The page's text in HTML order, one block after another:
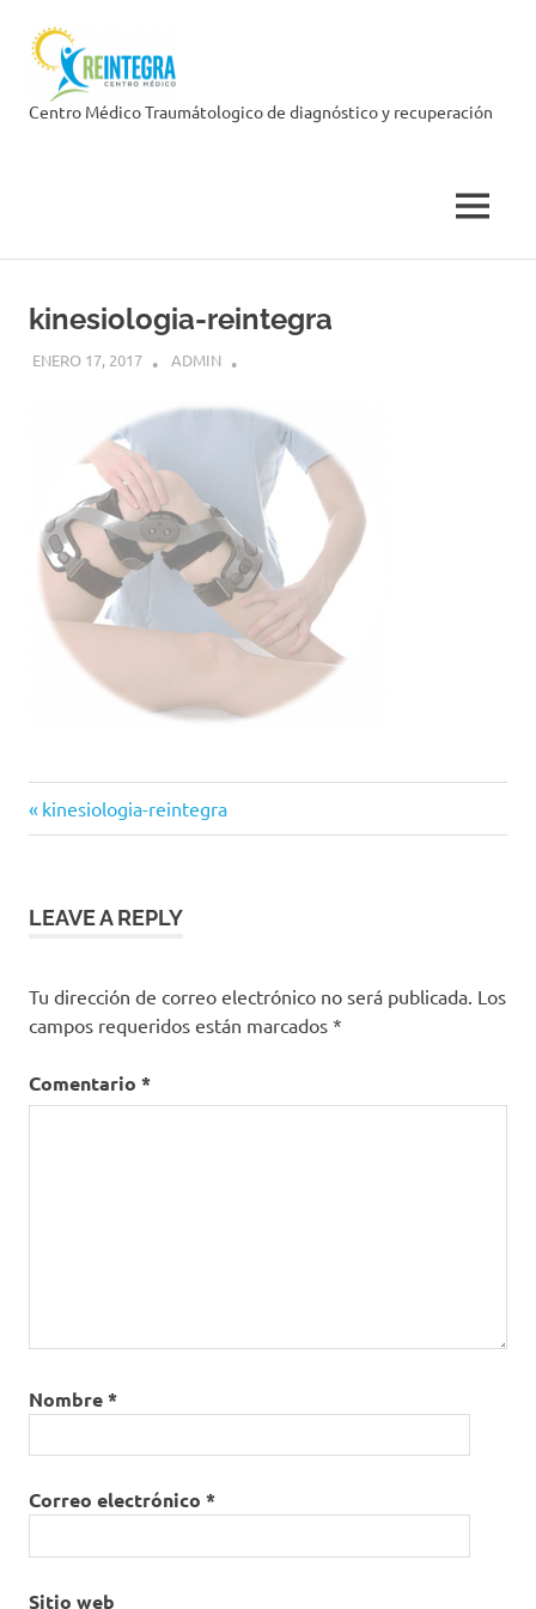
content
Médico
Centro Médico Traumátologico de diagnóstico y recuperación
MENU
kinesiologia-reintegra
ENERO 17, 2017 ADMIN
Navegación
entradas
Previous
Post:
kinesiologia-reintegra
LEAVE A REPLY
Tu dirección de correo electrónico no será publicada. Los
campos requeridos están marcados *
Comentario *
Nombre*
Correo electrónico *
Sitio web